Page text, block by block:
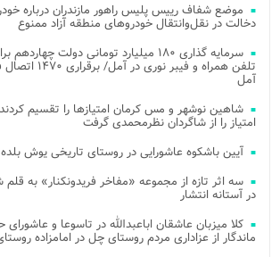
موضع شفاف رییس پلیس راهور مازندران درباره
دخالت در نقل‌وانتقال خودروهای منطقه آزاد ممنوع
سرمایه گذاری ۱۸۰ میلیارد تومانی دولت
تلفن همراه و
آمل
شاهین نوشهر و مس کرمان امتیازها را تقسیم
امتیاز را از شاگردان نظرمحمدی گرفت
آیین باشکوه عاشورایی در روستای تاریخی یوش بلده
سه اثر تازه از مجموعه «مفاخر فریدونکنار» به قلم
در آستانه انتشار
کلا میزبان عاشقان اباعبدالله در تاسوعا و
ماندگار از عزاداری مردم روستای چل در امامزاده